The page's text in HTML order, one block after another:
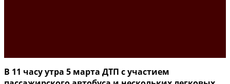
В 11 часу утра 5 марта ДТП с участием